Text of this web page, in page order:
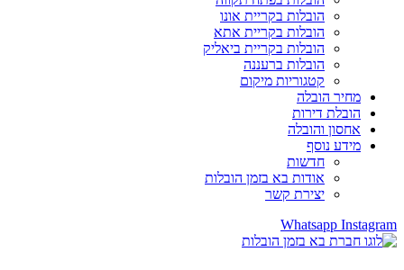
הובלות בקריית אונו
הובלות בקריית אתא
הובלות בקריית ביאליק
הובלות ברעננה
קטגוריות מיקום
מחיר הובלה
הובלת דירות
אחסון והובלה
מידע נוסף
חדשות
אודות בא בזמן הובלות
יצירת קשר
Whatsapp Instagram